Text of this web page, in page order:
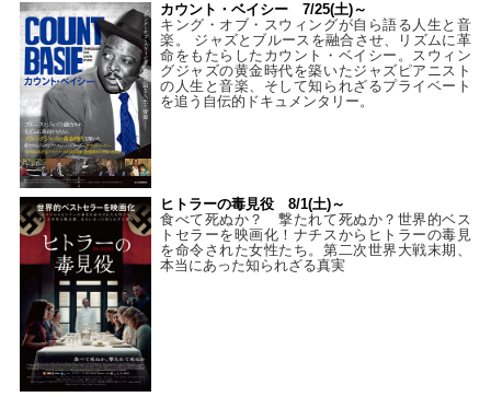
カウント・ベイシー 7/25(土)～
キング・オブ・スウィングが自ら語る人生と音
楽。 ジャズとブルースを融合させ、リズムに革
命をもたらしたカウント・ベイシー。スウィン
グジャズの黄金時代を築いたジャズピアニスト
の人生と音楽、そして知られざるプライベート
を追う自伝的ドキュメンタリー。
ヒトラーの毒見役 8/1(土)～
食べて死ぬか？ 撃たれて死ぬか？世界的ベス
トセラーを映画化！ナチスからヒトラーの毒見
を命令された女性たち。第二次世界大戦末期、
本当にあった知られざる真実